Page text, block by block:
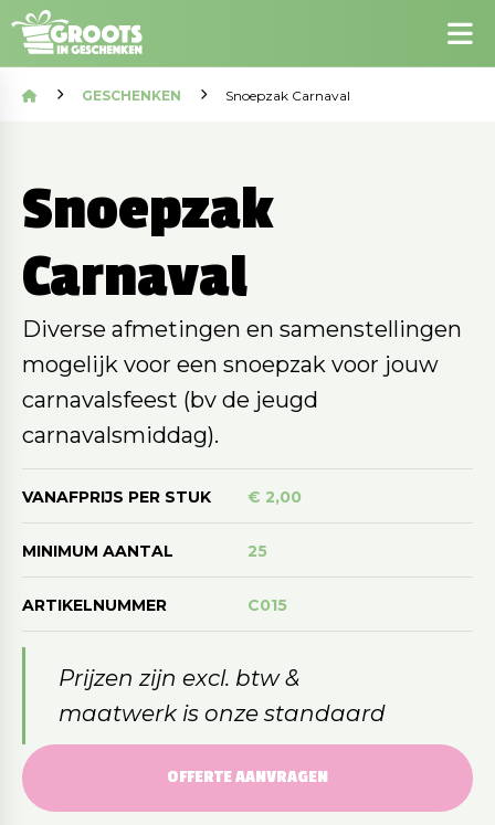
GESCHENKEN Snoepzak Carnaval
Snoepzak
Carnaval
Diverse afmetingen en samenstellingen
mogelijk voor een snoepzak voor jouw
carnavalsfeest (bv de jeugd
carnavalsmiddag).
VANAFPRIJS PER STUK € 2,00
MINIMUM AANTAL 25
ARTIKELNUMMER C015
Prijzen zijn excl. btw &
maatwerk is onze standaard
OFFERTE AANVRAGEN